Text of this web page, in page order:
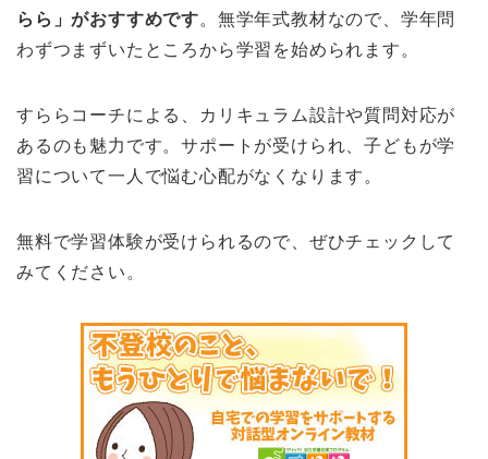
らら」がおすすめです。無学年式教材なので、学年問
わずつまずいたところから学習を始められます。
すららコーチによる、カリキュラム設計や質問対応が
あるのも魅力です。サポートが受けられ、子どもが学
習について一人で悩む心配がなくなります。
無料で学習体験が受けられるので、ぜひチェックして
みてください。